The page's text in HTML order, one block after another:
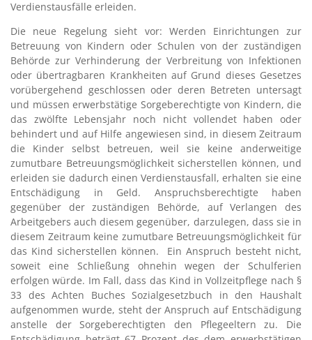
Verdienstausfälle erleiden.
Die neue Regelung sieht vor: Werden Einrichtungen zur
Betreuung von Kindern oder Schulen von der zuständigen
Behörde zur Verhinderung der Verbreitung von Infektionen
oder übertragbaren Krankheiten auf Grund dieses Gesetzes
vorübergehend geschlossen oder deren Betreten untersagt
und müssen erwerbstätige Sorgeberechtigte von Kindern, die
das zwölfte Lebensjahr noch nicht vollendet haben oder
behindert und auf Hilfe angewiesen sind, in diesem Zeitraum
die Kinder selbst betreuen, weil sie keine anderweitige
zumutbare Betreuungsmöglichkeit sicherstellen können, und
erleiden sie dadurch einen Verdienstausfall, erhalten sie eine
Entschädigung in Geld. Anspruchsberechtigte haben
gegenüber der zuständigen Behörde, auf Verlangen des
Arbeitgebers auch diesem gegenüber, darzulegen, dass sie in
diesem Zeitraum keine zumutbare Betreuungsmöglichkeit für
das Kind sicherstellen können. Ein Anspruch besteht nicht,
soweit eine Schließung ohnehin wegen der Schulferien
erfolgen würde. Im Fall, dass das Kind in Vollzeitpflege nach §
33 des Achten Buches Sozialgesetzbuch in den Haushalt
aufgenommen wurde, steht der Anspruch auf Entschädigung
anstelle der Sorgeberechtigten den Pflegeeltern zu. Die